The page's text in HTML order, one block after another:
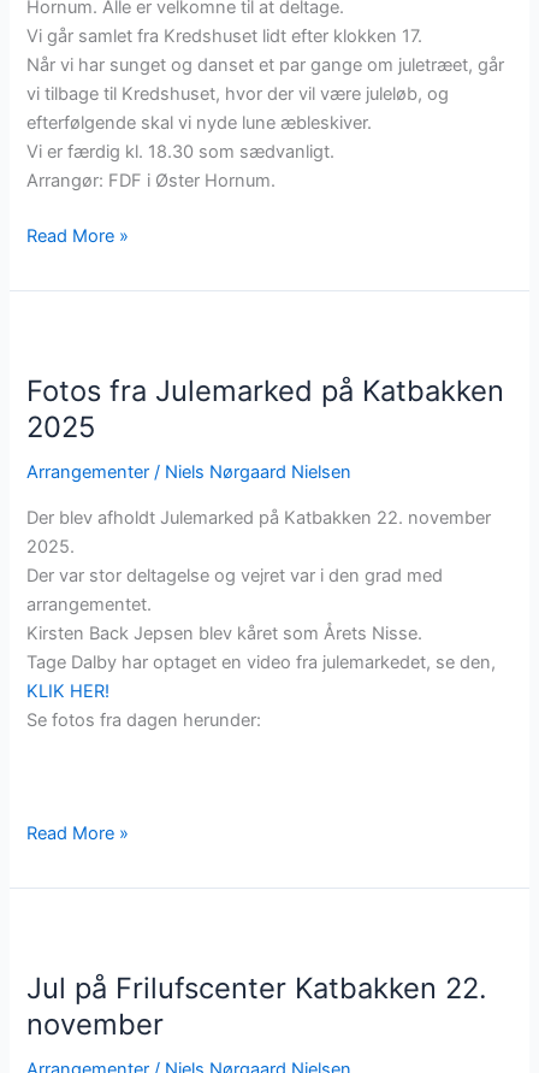
Hornum. Alle er velkomne til at deltage.
Vi går samlet fra Kredshuset lidt efter klokken 17.
Når vi har sunget og danset et par gange om juletræet, går
vi tilbage til Kredshuset, hvor der vil være juleløb, og
efterfølgende skal vi nyde lune æbleskiver.
Vi er færdig kl. 18.30 som sædvanligt.
Arrangør: FDF i Øster Hornum.
Juletræstænding
27.
17.
Read More »
Fotos fra Julemarked på Katbakken
2025
Arrangementer / Niels Nørgaard Nielsen
Der blev afholdt Julemarked på Katbakken 22. november
2025.
Der var stor deltagelse og vejret var i den grad med
arrangementet.
Kirsten Back Jepsen blev kåret som Årets Nisse.
Tage Dalby har optaget en video fra julemarkedet, se den,
KLIK HER!
Se fotos fra dagen herunder:
Fotos
Julemarked
2025
Read More »
Jul på Frilufscenter Katbakken 22.
november